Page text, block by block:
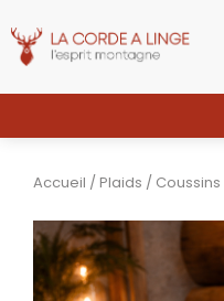
Accueil / Plaids / Coussins